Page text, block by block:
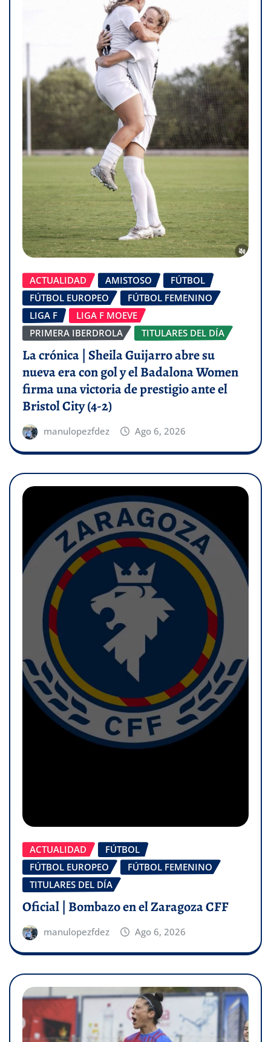
ACTUALIDAD AMISTOSO
FÚTBOL
FÚTBOL EUROPEO
FÚTBOL FEMENINO
LIGA F
LIGA F MOEVE
PRIMERA IBERDROLA
TITULARES DEL DÍA
La crónica | Sheila Guijarro abre su
nueva era con gol y el Badalona Women
firma una victoria de prestigio ante el
Bristol City (4-2)
manulopezfdez Ago 6, 2026
ACTUALIDAD
FÚTBOL
FÚTBOL EUROPEO
FÚTBOL FEMENINO
TITULARES DEL DÍA
Oficial | Bombazo en el Zaragoza CFF
manulopezfdez Ago 6, 2026